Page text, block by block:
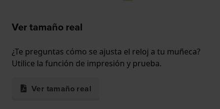
Ver tamaño real
¿Te preguntas cómo se ajusta el reloj a tu muñeca?
Utilice la función de impresión y prueba.
Ver tamaño real